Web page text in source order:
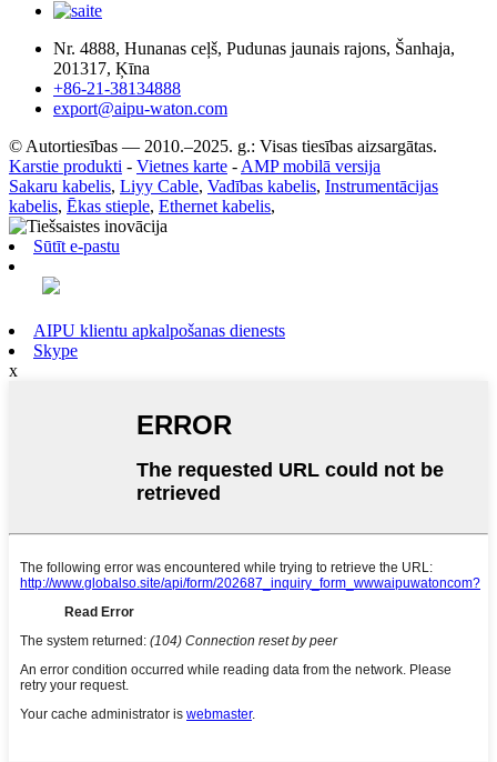
Nr. 4888, Hunanas ceļš, Pudunas jaunais rajons, Šanhaja,
201317, Ķīna
+86-21-38134888
export@aipu-waton.com
© Autortiesības — 2010.–2025. g.: Visas tiesības aizsargātas.
Karstie produkti - Vietnes karte - AMP mobilā versija
Sakaru kabelis, Liyy Cable, Vadības kabelis, Instrumentācijas
kabelis, Ēkas stieple, Ethernet kabelis,
Sūtīt e-pastu
AIPU klientu apkalpošanas dienests
Skype
x